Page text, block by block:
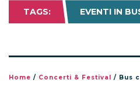
TAGS: EVENTI IN
Home / Concerti & Festival / Bus